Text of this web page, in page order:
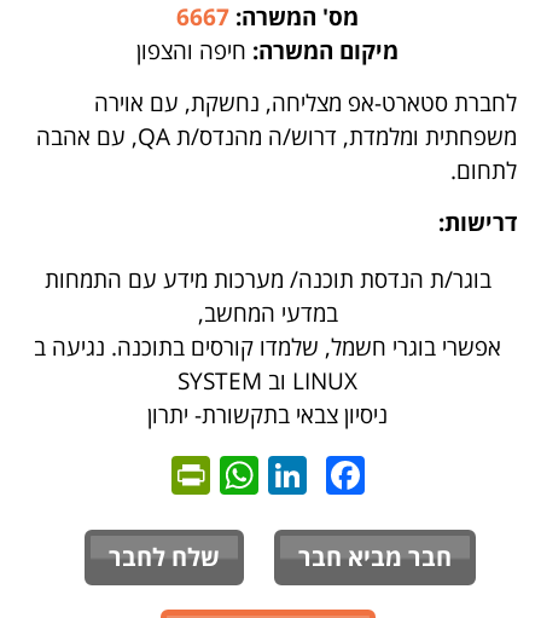
מס' המשרה: 6667
מיקום המשרה: חיפה והצפון
לחברת סטארט-אפ מצליחה, נחשקת, עם אוירה
משפחתית ומלמדת, דרוש/ה מהנדס/ת QA, עם אהבה
לתחום.
דרישות:
בוגר/ת הנדסת תוכנה/ מערכות מידע עם התמחות
במדעי המחשב,
אפשרי בוגרי חשמל, שלמדו קורסים בתוכנה. נגיעה ב
LINUX וב SYSTEM
ניסיון צבאי בתקשורת- יתרון
Facebook
LinkedIn
WhatsApp
חבר מביא חבר שלח לחבר